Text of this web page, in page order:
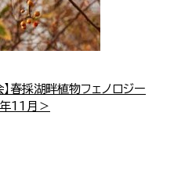
】春採湖畔植物フェノロジー
11月＞